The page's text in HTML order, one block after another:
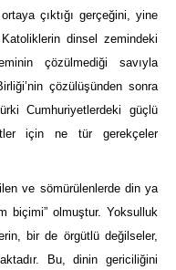
çıktığı gerçeğini, yine
dinsel zemindeki
çözülmediği savıyla
çözülüşünden sonra
Cumhuriyetlerdeki güçlü
için ne tür gerekçeler
ve sömürülenlerde din ya
biçimi” olmuştur. Yoksulluk
bir de örgütlü değilseler,
Bu, dinin gericiliğini